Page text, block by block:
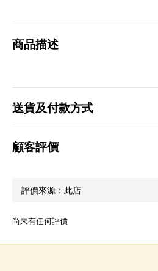
商品描述
送貨及付款方式
顧客評價
尚未有任何評價